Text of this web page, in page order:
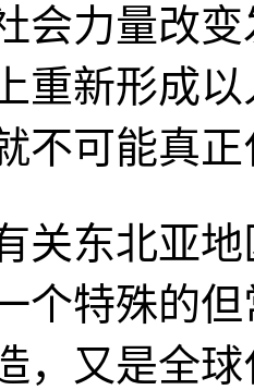
会力量改
重新形成
不可能真
关东北亚
个特殊的
，又是全